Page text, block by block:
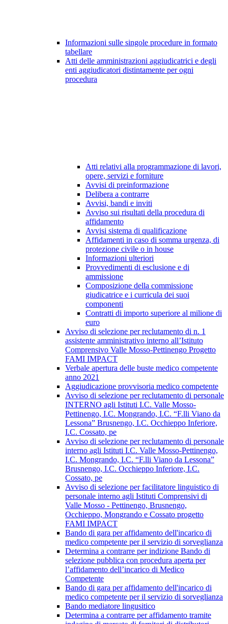
Informazioni sulle singole procedure in formato
tabellare
Atti delle amministrazioni aggiudicatrici e degli
enti aggiudicatori distintamente per ogni
procedura
Atti relativi alla programmazione di lavori,
opere, servizi e forniture
Avvisi di preinformazione
Delibera a contrarre
Avvisi, bandi e inviti
Avviso sui risultati della procedura di
affidamento
Avvisi sistema di qualificazione
Affidamenti in caso di somma urgenza, di
protezione civile o in house
Informazioni ulteriori
Provvedimenti di esclusione e di
ammissione
Composizione della commissione
giudicatrice e i curricula dei suoi
componenti
Contratti di importo superiore al milione di
euro
Avviso di selezione per reclutamento di n. 1
assistente amministrativo interno all’Istituto
Comprensivo Valle Mosso-Pettinengo Progetto
FAMI IMPACT
Verbale apertura delle buste medico competente
anno 2021
Aggiudicazione provvisoria medico competente
Avviso di selezione per reclutamento di personale
INTERNO agli Istituti I.C. Valle Mosso-
Pettinengo, I.C. Mongrando, I.C. “F.lli Viano da
Lessona” Brusnengo, I.C. Occhieppo Inferiore,
I.C. Cossato, pe
Avviso di selezione per reclutamento di personale
interno agli Istituti I.C. Valle Mosso-Pettinengo,
I.C. Mongrando, I.C. “F.lli Viano da Lessona”
Brusnengo, I.C. Occhieppo Inferiore, I.C.
Cossato, pe
Avviso di selezione per facilitatore linguistico di
personale interno agli Istituti Comprensivi di
Valle Mosso - Pettinengo, Brusnengo,
Occhieppo, Mongrando e Cossato progetto
FAMI IMPACT
Bando di gara per affidamento dell'incarico di
medico competente per il servizio di sorveglianza
Determina a contrarre per indizione Bando di
selezione pubblica con procedura aperta per
l’affidamento dell’incarico di Medico
Competente
Bando di gara per affidamento dell'incarico di
medico competente per il servizio di sorveglianza
Bando mediatore lingusitico
Determina a contrarre per affidamento tramite